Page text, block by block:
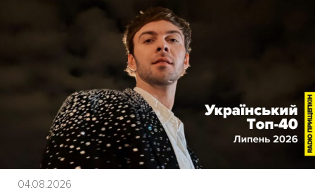
04.08.2026